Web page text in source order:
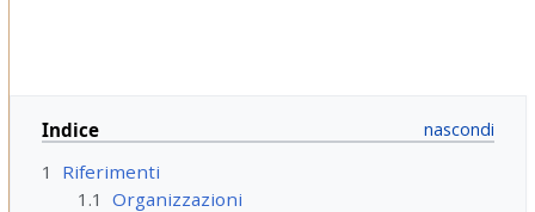
Indice
1
Riferimenti
1.1
Organizzazioni